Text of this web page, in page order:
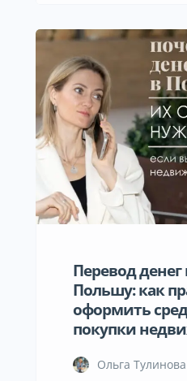
не всем.
что для
обязательно
собственных
классической
— это так. Но в
существует
котором ипотека
первого взноса
Перевод денег
Польшу: как
оформить
покупки
Ольга Тулинова